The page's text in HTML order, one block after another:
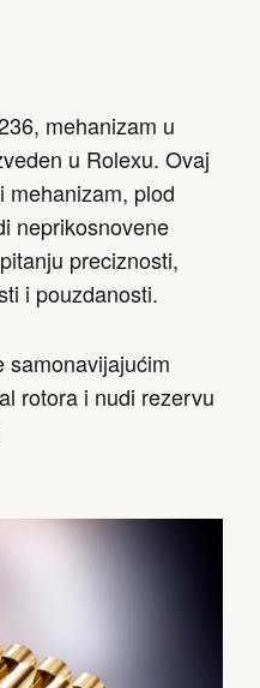
mehanizam u
u Rolexu. Ovaj
mehanizam, plod
neprikosnovene
preciznosti,
i pouzdanosti.
samonavijajućim
rotora i nudi rezervu